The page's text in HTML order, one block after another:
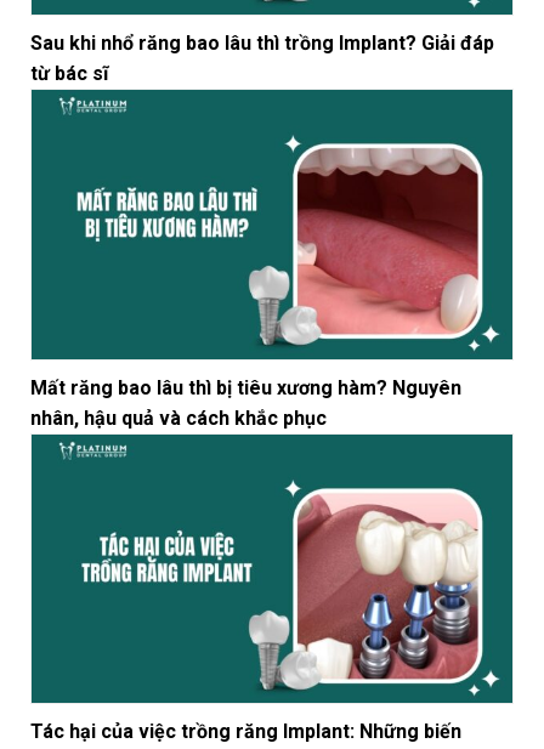
Sau khi nhổ răng bao lâu thì trồng Implant? Giải đáp
từ bác sĩ
Mất răng bao lâu thì bị tiêu xương hàm? Nguyên
nhân, hậu quả và cách khắc phục
Tác hại của việc trồng răng Implant: Những biến